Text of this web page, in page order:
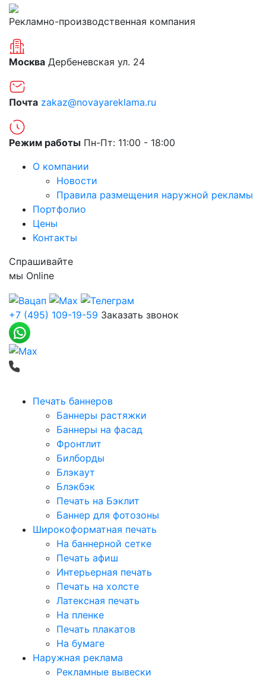
Рекламно-производственная компания
Москва Дербеневская ул. 24
Почта zakaz@novayareklama.ru
Режим работы Пн-Пт: 11:00 - 18:00
О компании
Новости
Правила размещения наружной рекламы
Портфолио
Цены
Контакты
Спрашивайте
мы Online
+7 (495) 109-19-59 Заказать звонок
Печать баннеров
Баннеры растяжки
Баннеры на фасад
Фронтлит
Билборды
Блэкаут
Блэкбэк
Печать на Бэклит
Баннер для фотозоны
Широкоформатная печать
На баннерной сетке
Печать афиш
Интерьерная печать
Печать на холсте
Латексная печать
На пленке
Печать плакатов
На бумаге
Наружная реклама
Рекламные вывески